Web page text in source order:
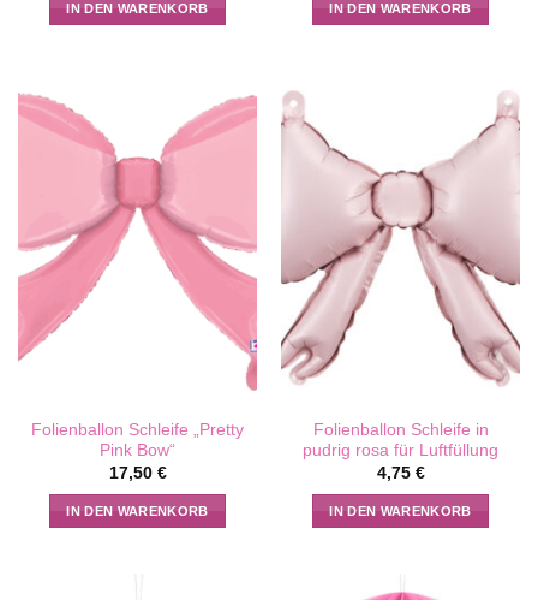
IN DEN WARENKORB IN DEN WARENKORB
Folienballon Schleife „Pretty
Pink Bow“
17,50 €
IN DEN WARENKORB
Folienballon Schleife in
pudrig rosa für Luftfüllung
4,75 €
IN DEN WARENKORB